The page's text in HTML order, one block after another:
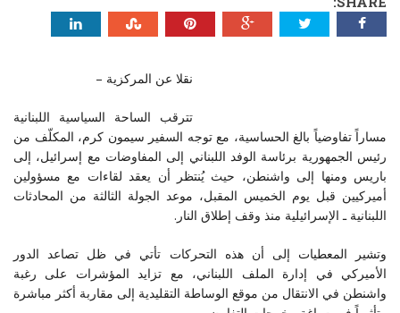
نقلا عن المركزية –
تترقب الساحة السياسية اللبنانية
مساراً تفاوضياً بالغ الحساسية، مع توجه السفير سيمون كرم، المكلّف من
رئيس الجمهورية برئاسة الوفد اللبناني إلى المفاوضات مع إسرائيل، إلى
باريس ومنها إلى واشنطن، حيث يُنتظر أن يعقد لقاءات مع مسؤولين
أميركيين قبل يوم الخميس المقبل، موعد الجولة الثالثة من المحادثات
اللبنانية ـ الإسرائيلية منذ وقف إطلاق النار.
وتشير المعطيات إلى أن هذه التحركات تأتي في ظل تصاعد الدور
الأميركي في إدارة الملف اللبناني، مع تزايد المؤشرات على رغبة
واشنطن في الانتقال من موقع الوساطة التقليدية إلى مقاربة أكثر مباشرة